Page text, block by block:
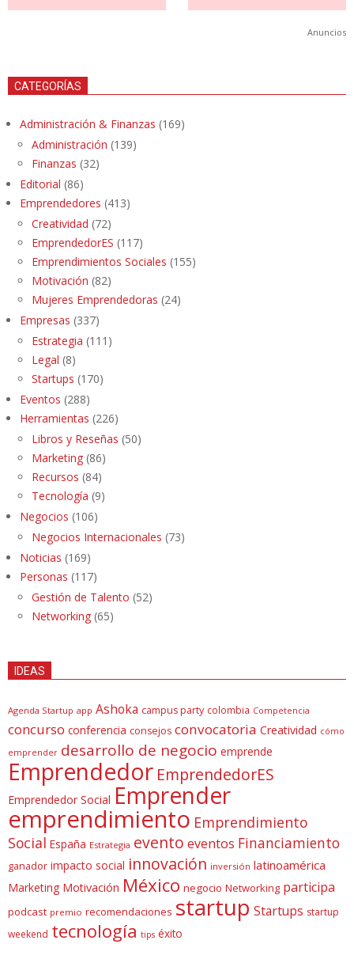
Anuncios
CATEGORÍAS
Administración & Finanzas (169)
Administración (139)
Finanzas (32)
Editorial (86)
Emprendedores (413)
Creatividad (72)
EmprendedorES (117)
Emprendimientos Sociales (155)
Motivación (82)
Mujeres Emprendedoras (24)
Empresas (337)
Estrategia (111)
Legal (8)
Startups (170)
Eventos (288)
Herramientas (226)
Libros y Reseñas (50)
Marketing (86)
Recursos (84)
Tecnología (9)
Negocios (106)
Negocios Internacionales (73)
Noticias (169)
Personas (117)
Gestión de Talento (52)
Networking (65)
IDEAS
Agenda Startup app Ashoka campus party colombia Competencia
concurso conferencia consejos convocatoria Creatividad cómo
emprender desarrollo de negocio emprende
Emprendedor EmprendedorES
Emprendedor Social Emprender
emprendimiento Emprendimiento
Social España Estrategia evento eventos Financiamiento
ganador impacto social innovación inversión latinoamérica
Marketing Motivación México negocio Networking participa
podcast premio recomendaciones startup Startups startup
weekend tecnología tips éxito